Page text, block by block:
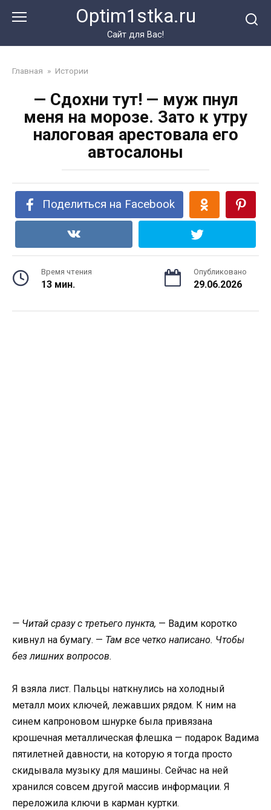
Optim1stka.ru
Сайт для Вас!
Главная » Истории
— Сдохни тут! — муж пнул
меня на морозе. Зато к утру
налоговая арестовала его
автосалоны
Поделиться на Facebook
Время чтения
13 мин.
Опубликовано
29.06.2026
— Читай сразу с третьего пункта, — Вадим коротко
кивнул на бумагу. — Там все четко написано. Чтобы
без лишних вопросов.
Я взяла лист. Пальцы наткнулись на холодный
металл моих ключей, лежавших рядом. К ним на
синем капроновом шнурке была привязана
крошечная металлическая флешка — подарок Вадима
пятилетней давности, на которую я тогда просто
скидывала музыку для машины. Сейчас на ней
хранился совсем другой массив информации. Я
переложила ключи в карман куртки.